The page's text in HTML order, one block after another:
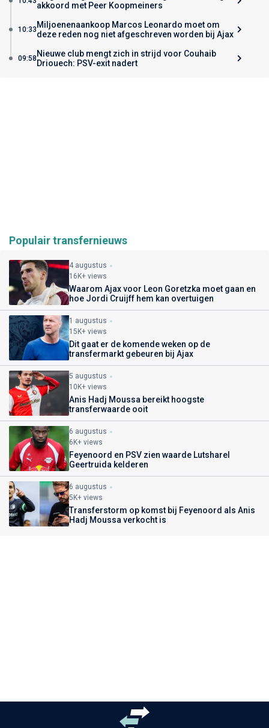
akkoord met Peer Koopmeiners
10:33 Miljoenenaankoop Marcos Leonardo moet om
deze reden nog niet afgeschreven worden bij Ajax
09:58 Nieuwe club mengt zich in strijd voor Couhaib
Driouech: PSV-exit nadert
Populair transfernieuws
4 augustus
16K+ views
Waarom Ajax voor Leon Goretzka moet gaan en
hoe Jordi Cruijff hem kan overtuigen
1 augustus
15K+ views
Dit gaat er de komende weken op de
transfermarkt gebeuren bij Ajax
5 augustus
10K+ views
Anis Hadj Moussa bereikt hoogste
transferwaarde ooit
6 augustus
6K+ views
Feyenoord en PSV zien waarde Lutsharel
Geertruida kelderen
6 augustus
5K+ views
Transferstorm op komst bij Feyenoord als Anis
Hadj Moussa verkocht is